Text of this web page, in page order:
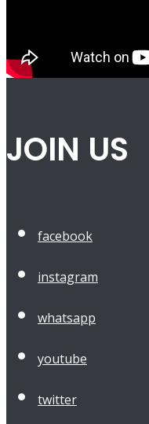
JOIN US
facebook
instagram
whatsapp
youtube
twitter